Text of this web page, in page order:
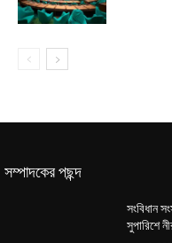
সম্পাদকের পছন্দ
সংবিধান
সুপারিশে